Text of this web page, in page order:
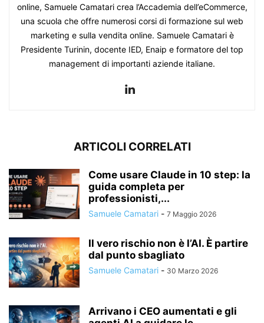
online, Samuele Camatari crea l’Accademia dell’eCommerce,
una scuola che offre numerosi corsi di formazione sul web
marketing e sulla vendita online. Samuele Camatari è
Presidente Turinin, docente IED, Enaip e formatore del top
management di importanti aziende italiane.
ARTICOLI CORRELATI
Come usare Claude in 10 step: la
guida completa per
professionisti,...
Samuele Camatari - 7 Maggio 2026
Il vero rischio non è l’AI. È partire
dal punto sbagliato
Samuele Camatari - 30 Marzo 2026
Arrivano i CEO aumentati e gli